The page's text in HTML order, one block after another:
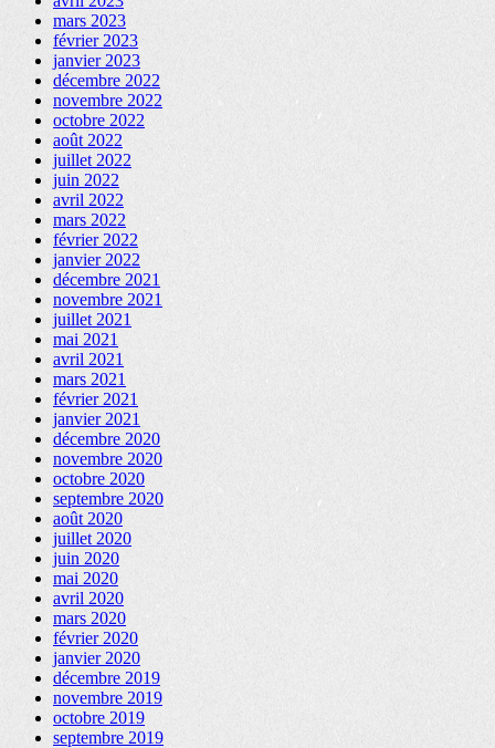
mars 2023
février 2023
janvier 2023
décembre 2022
novembre 2022
octobre 2022
août 2022
juillet 2022
juin 2022
avril 2022
mars 2022
février 2022
janvier 2022
décembre 2021
novembre 2021
juillet 2021
mai 2021
avril 2021
mars 2021
février 2021
janvier 2021
décembre 2020
novembre 2020
octobre 2020
septembre 2020
août 2020
juillet 2020
juin 2020
mai 2020
avril 2020
mars 2020
février 2020
janvier 2020
décembre 2019
novembre 2019
octobre 2019
septembre 2019